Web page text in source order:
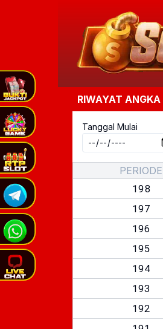
RIWAYAT ANGKA
Tanggal Mulai
PERIODE
198
197
196
195
194
193
192